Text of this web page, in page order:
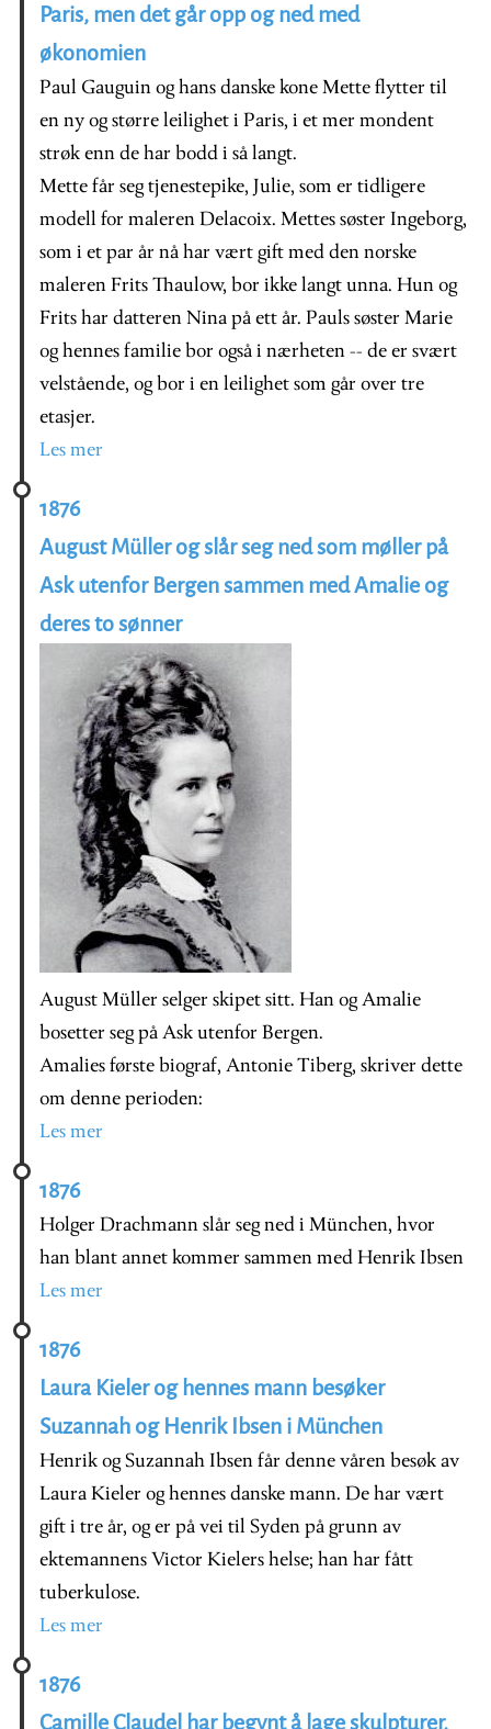
Paris, men det går opp og ned med
økonomien
Paul Gauguin og hans danske kone Mette flytter til
en ny og større leilighet i Paris, i et mer mondent
strøk enn de har bodd i så langt.
Mette får seg tjenestepike, Julie, som er tidligere
modell for maleren Delacoix. Mettes søster Ingeborg,
som i et par år nå har vært gift med den norske
maleren Frits Thaulow, bor ikke langt unna. Hun og
Frits har datteren Nina på ett år. Pauls søster Marie
og hennes familie bor også i nærheten -- de er svært
velstående, og bor i en leilighet som går over tre
etasjer.
Les mer
1876
August Müller og slår seg ned som møller på
Ask utenfor Bergen sammen med Amalie og
deres to sønner
August Müller selger skipet sitt. Han og Amalie
bosetter seg på Ask utenfor Bergen.
Amalies første biograf, Antonie Tiberg, skriver dette
om denne perioden:
Les mer
1876
Holger Drachmann slår seg ned i München, hvor
han blant annet kommer sammen med Henrik Ibsen
Les mer
1876
Laura Kieler og hennes mann besøker
Suzannah og Henrik Ibsen i München
Henrik og Suzannah Ibsen får denne våren besøk av
Laura Kieler og hennes danske mann. De har vært
gift i tre år, og er på vei til Syden på grunn av
ektemannens Victor Kielers helse; han har fått
tuberkulose.
Les mer
1876
Camille Claudel har begynt å lage skulpturer,